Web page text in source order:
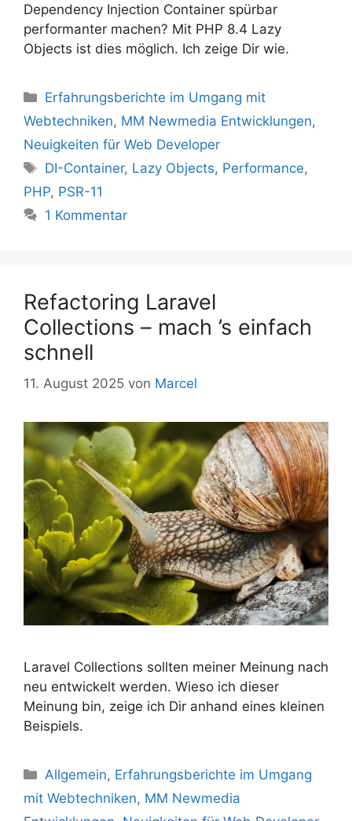
Dependency Injection Container spürbar
performanter machen? Mit PHP 8.4 Lazy
Objects ist dies möglich. Ich zeige Dir wie.
Kategorien
Erfahrungsberichte im Umgang mit
Webtechniken, MM Newmedia Entwicklungen,
Neuigkeiten für Web Developer
Schlagwörter
DI-Container, Lazy Objects, Performance,
PHP, PSR-11
1 Kommentar
Refactoring Laravel
Collections – mach ’s einfach
schnell
11. August 2025 von Marcel
Laravel Collections sollten meiner Meinung nach
neu entwickelt werden. Wieso ich dieser
Meinung bin, zeige ich Dir anhand eines kleinen
Beispiels.
Kategorien
Allgemein, Erfahrungsberichte im Umgang
mit Webtechniken, MM Newmedia